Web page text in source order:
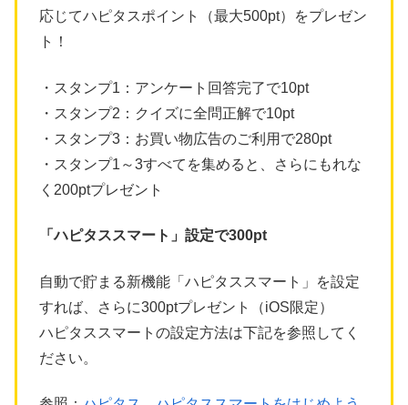
応じてハピタスポイント（最大500pt）をプレゼン
ト！
・スタンプ1：アンケート回答完了で10pt
・スタンプ2：クイズに全問正解で10pt
・スタンプ3：お買い物広告のご利用で280pt
・スタンプ1～3すべてを集めると、さらにもれな
く200ptプレゼント
「ハピタススマート」設定で300pt
自動で貯まる新機能「ハピタススマート」を設定
すれば、さらに300ptプレゼント（iOS限定）
ハピタススマートの設定方法は下記を参照してく
ださい。